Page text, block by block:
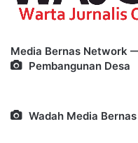
Media Bernas Network
Pembangunan Desa
Wadah Media